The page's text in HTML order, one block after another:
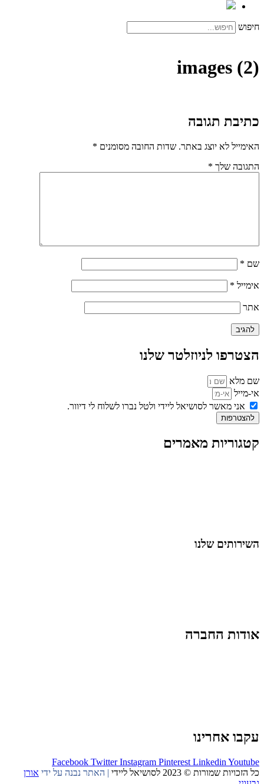
חיפוש
images (2)
כתיבת תגובה
האימייל לא יוצג באתר. שדות החובה מסומנים *
התגובה שלך *
שם *
אימייל *
אתר
הצטרפו לניוזלטר שלנו
שם מלא
אי-מייל
אני מאשר לסושיאל ליידי ולטל נברו לשלוח לי דיוור.
להצטרפות
קטגוריות מאמרים
השירותים שלנו
אודות החברה
עקבו אחרינו
Facebook Twitter Instagram Pinterest Linkedin Youtube
כל הזכויות שמורות © 2023 לסושיאל ליידי
| האתר נבנה על ידי אורן